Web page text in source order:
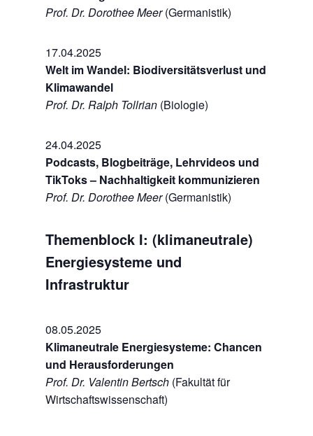
Prof. Dr. Dorothee Meer(Germanistik)
17.04.2025
Welt im Wandel: Biodiversitätsverlust und
Klimawandel
Prof. Dr. Ralph Tollrian(Biologie)
24.04.2025
Podcasts, Blogbeiträge, Lehrvideos und
TikToks – Nachhaltigkeit kommunizieren
Prof. Dr. Dorothee Meer(Germanistik)
Themenblock I: (klimaneutrale)
Energiesysteme und
Infrastruktur
08.05.2025
Klimaneutrale Energiesysteme: Chancen
und Herausforderungen
Prof. Dr. Valentin Bertsch(Fakultät für
Wirtschaftswissenschaft)